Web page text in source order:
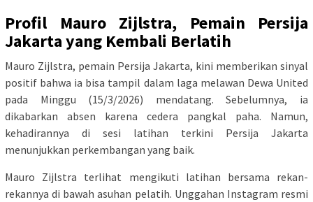
Profil Mauro Zijlstra, Pemain Persija
Jakarta yang Kembali Berlatih
Mauro Zijlstra, pemain Persija Jakarta, kini memberikan sinyal
positif bahwa ia bisa tampil dalam laga melawan Dewa United
pada Minggu (15/3/2026) mendatang. Sebelumnya, ia
dikabarkan absen karena cedera pangkal paha. Namun,
kehadirannya di sesi latihan terkini Persija Jakarta
menunjukkan perkembangan yang baik.
Mauro Zijlstra terlihat mengikuti latihan bersama rekan-
rekannya di bawah asuhan pelatih. Unggahan Instagram resmi